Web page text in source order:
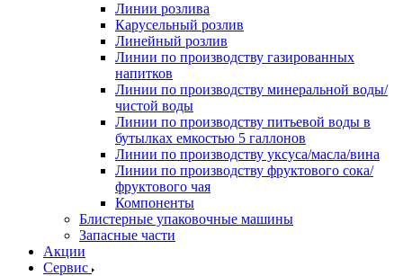
Линии розлива
Карусельный розлив
Линейный розлив
Линии по производству газированных
напитков
Линии по производству минеральной воды/
чистой воды
Линии по производству питьевой воды в
бутылках емкостью 5 галлонов
Линии по производству уксуса/масла/вина
Линии по производству фруктового сока/
фруктового чая
Компоненты
Блистерные упаковочные машины
Запасные части
Акции
Сервис